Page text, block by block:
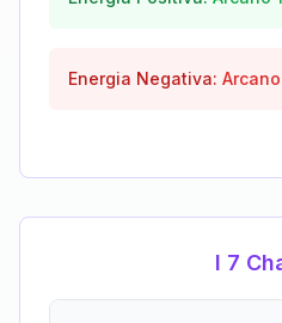
Energia Negativa: Arcano
I 7